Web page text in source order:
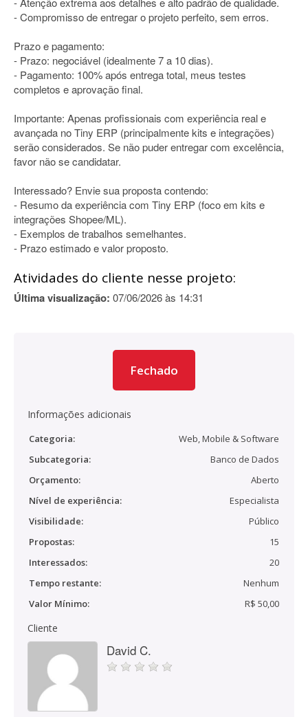
- Compromisso de entregar o projeto perfeito, sem erros.
Prazo e pagamento:
- Prazo: negociável (idealmente 7 a 10 dias).
- Pagamento: 100% após entrega total, meus testes
completos e aprovação final.
Importante: Apenas profissionais com experiência real e
avançada no Tiny ERP (principalmente kits e integrações)
serão considerados. Se não puder entregar com excelência,
favor não se candidatar.
Interessado? Envie sua proposta contendo:
- Resumo da experiência com Tiny ERP (foco em kits e
integrações Shopee/ML).
- Exemplos de trabalhos semelhantes.
- Prazo estimado e valor proposto.
Atividades do cliente nesse projeto:
Última visualização: 07/06/2026 às 14:31
Fechado
Informações adicionais
Categoria:
Web, Mobile & Software
Subcategoria:
Banco de Dados
Orçamento:
Aberto
Nível de experiência:
Especialista
Visibilidade:
Público
Propostas:
15
Interessados:
20
Tempo restante:
Nenhum
Valor Mínimo:
R$ 50,00
Cliente
David C.